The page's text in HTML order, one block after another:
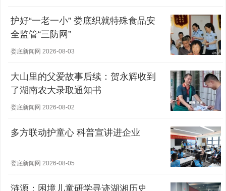
护好“一老一小” 娄底织就特殊食品安
全监管“三防网”
娄底新闻网 2026-08-03
大山里的父爱故事后续：贺永辉收到
了湖南农大录取通知书
娄底新闻网 2026-08-02
多方联动护童心 科普宣讲进企业
娄底新闻网 2026-08-05
涟源：困境儿童研学寻迹湖湘历史